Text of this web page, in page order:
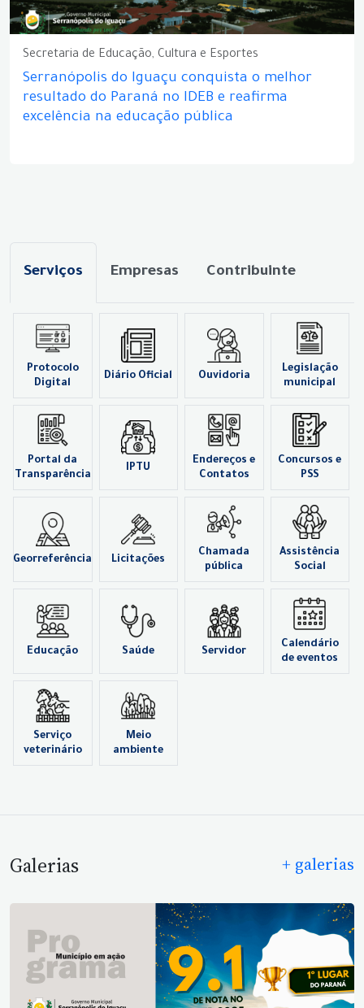
Secretaria de Educação, Cultura e Esportes
Serranópolis do Iguaçu conquista o melhor
resultado do Paraná no IDEB e reafirma
excelência na educação pública
Serviços Empresas Contribuinte
Protocolo
Digital
Diário Oficial Ouvidoria
Legislação
municipal
Portal da
Transparência
IPTU
Endereços e
Contatos
Concursos e
PSS
Georreferência Licitações
Chamada
pública
Assistência
Social
Educação Saúde Servidor
Calendário
de eventos
Serviço
veterinário
Meio
ambiente
Galerias + galerias